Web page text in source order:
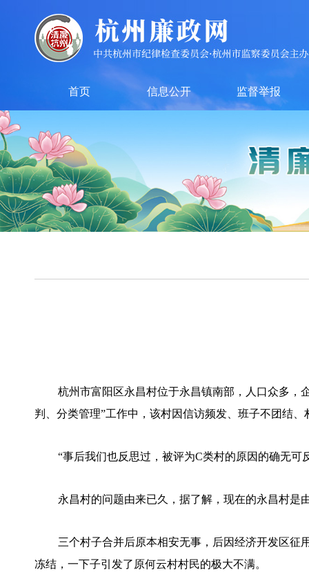
首页 信息公开 监督举报
杭州市富阳区永昌村位于永昌镇南部，人口众多，
判、分类管理”工作中，该村因信访频发、班子不团结
“事后我们也反思过，被评为C类村的原因的确无可
永昌村的问题由来已久，据了解，现在的永昌村是
三个村子合并后原本相安无事，后因经济开发区征
冻结，一下子引发了原何云村村民的极大不满。